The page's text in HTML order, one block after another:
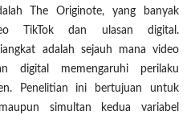
The Originote, yang banyak
TikTok dan ulasan digital.
adalah sejauh mana video
digital memengaruhi perilaku
Penelitian ini bertujuan untuk
simultan kedua variabel